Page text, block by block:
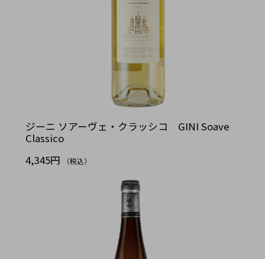
ジーニ ソアーヴェ・クラッシコ GINI Soave
Classico
4,345円
（税込）